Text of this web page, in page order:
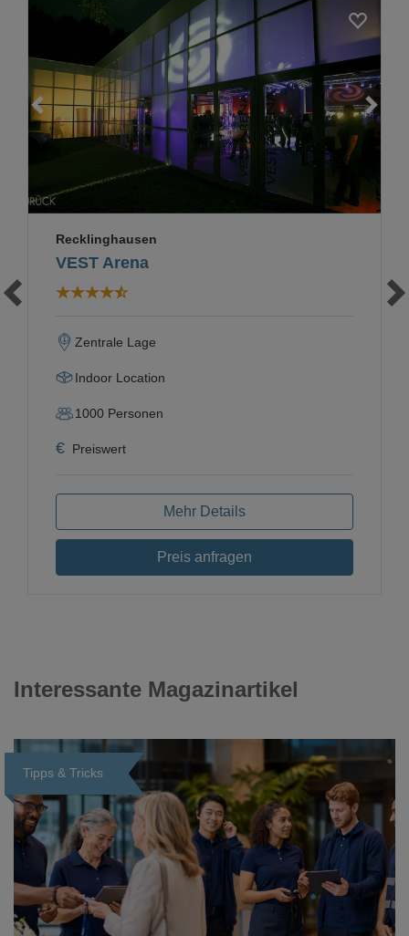
Loading...
VEST Arena
Recklinghausen
Zentrale Lage
Indoor Location
1000 Personen
€ Preiswert
Mehr Details
Preis anfragen
Interessante Magazinartikel
Tipps & Tricks
Loading...